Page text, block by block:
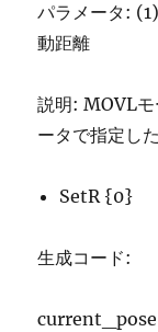
パラメータ:
動距離
説明: MOVLモ
ータで指定し
SetR {0}
生成コード:
current_pose